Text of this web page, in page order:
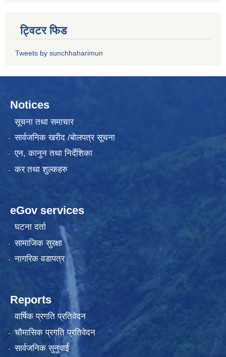
ट्विटर फिड
Tweets by sunchhaharimun
Notices
सूचना तथा समाचार
सार्वजनिक खरीद /बोलपत्र सूचना
एन, कानुन तथा निर्देशिका
कर तथा शुल्कहरु
eGov services
घटना दर्ता
सामाजिक सुरक्षा
नागरिक वडापत्र
Reports
वार्षिक प्रगति प्रतिवेदन
चौमासिक प्रगति प्रतिवेदन
सार्वजनिक सुनुवाई